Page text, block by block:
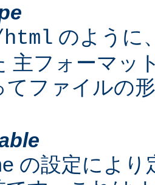
のように
主フォーマッ
てファイルの
の設定によ